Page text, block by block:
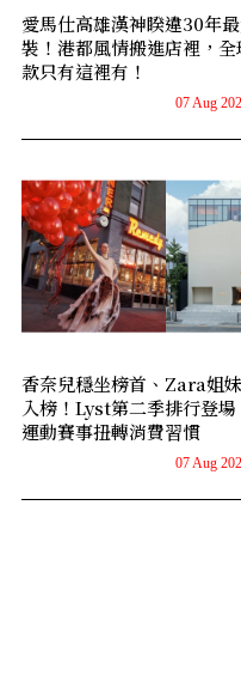
愛馬仕高雄漢神睽違30年
裝！港都風情搬進店裡，全
款只有這裡有！
07 Aug
香奈兒穩坐榜首、Zara姐
入榜！Lyst第二季排行登場
運動賽事扭轉消費習慣
07 Aug